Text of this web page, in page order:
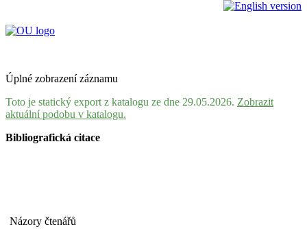
Úplné zobrazení záznamu
Toto je statický export z katalogu ze dne 29.05.2026. Zobrazit
aktuální podobu v katalogu.
Bibliografická citace
Názory čtenářů